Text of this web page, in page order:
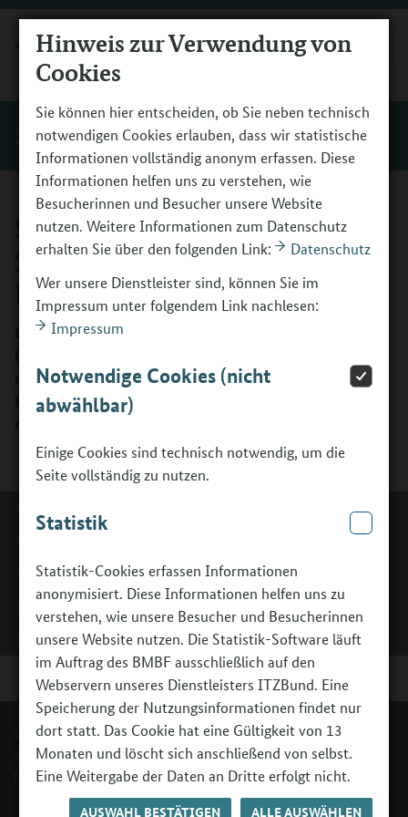
Hinweis zur Verwendung von
Cookies
Sie können hier entscheiden, ob Sie neben technisch
notwendigen Cookies erlauben, dass wir statistische
Informationen vollständig anonym erfassen. Diese
Informationen helfen uns zu verstehen, wie
Besucherinnen und Besucher unsere Website
nutzen. Weitere Informationen zum Datenschutz
erhalten Sie über den folgenden Link:
Datenschutz
Wer unsere Dienstleister sind, können Sie im
Impressum unter folgendem Link nachlesen:
Impressum
Notwendige Cookies (nicht
abwählbar)
Einige Cookies sind technisch notwendig, um die
Seite vollständig zu nutzen.
Statistik
Statistik-Cookies erfassen Informationen
anonymisiert. Diese Informationen helfen uns zu
verstehen, wie unsere Besucher und Besucherinnen
unsere Website nutzen. Die Statistik-Software läuft
im Auftrag des BMBF ausschließlich auf den
Webservern unseres Dienstleisters ITZBund. Eine
Speicherung der Nutzungsinformationen findet nur
dort statt. Das Cookie hat eine Gültigkeit von 13
Monaten und löscht sich anschließend von selbst.
Eine Weitergabe der Daten an Dritte erfolgt nicht.
AUSWAHL BESTÄTIGEN ALLE AUSWÄHLEN
MENÜ
Start
Schülerzertifikat Werkstatttage
2 (Feedback je Berufsfeld)
Langfassung
Diese Vorlage ergänzt Vorlage 1 für Schülerzertifikate. Sie
und beobachteten Stärken eines Jugendlichen. Je
Berufsfeld wird eine Vorlage ausgefüllt und in Verbindung
Erweiterte Suche
Impressum
Erklärung zur Barrierefreiheit
© BMBFSFJ - Berufsorientierungsprogramm.
Kontakt
Impressum
Erklärung zur Barrierefreiheit
Barriere melden